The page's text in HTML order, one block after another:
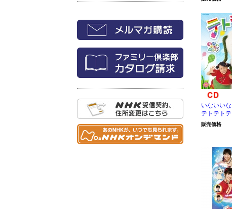
いないい
テトテト
販売価格